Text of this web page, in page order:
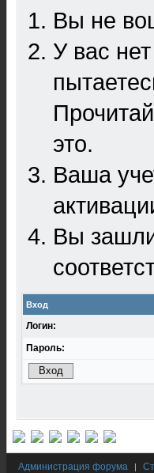
Вы не
У вас
это.
Ваша
Вы
Вход
Логин:
Пароль:
Администрация форума |